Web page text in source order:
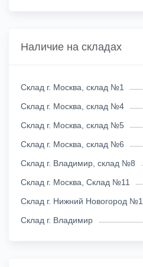
Наличие на складах
Склад г. Москва, склад №1
Склад г. Москва, склад №4
Склад г. Москва, склад №5
Склад г. Москва, склад №6
Склад г. Владимир, склад №8
Склад г. Москва, Склад №11
Склад г. Нижний Новогород
Склад г. Владимир